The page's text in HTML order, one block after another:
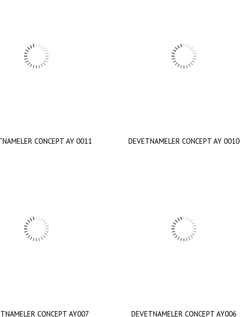
CONCEPT AY 0011 DEVETNAMELER CONCEPT AY 0010
CONCEPT AY007 DEVETNAMELER CONCEPT AY006